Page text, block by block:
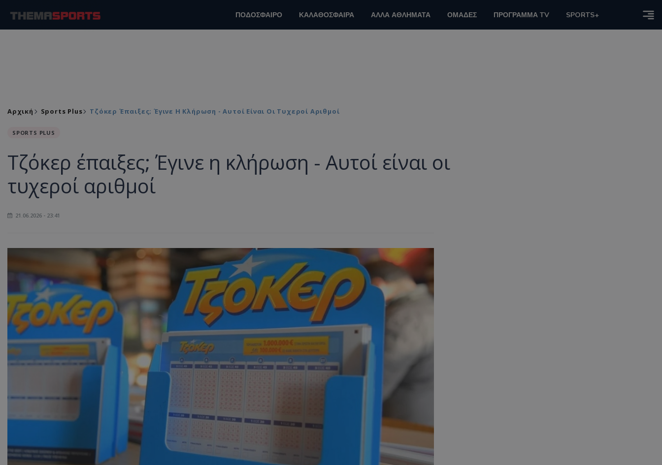
ΠΟΔΟΣΦΑΙΡΟ ΚΑΛΑΘΟΣΦΑΙΡΑ ΑΛΛΑ ΑΘΛΗΜΑΤΑ ΟΜΑΔΕΣ ΠΡΟΓΡΑΜΜΑ TV SPORTS+
Αρχική Sports Plus Τζόκερ Έπαιξες; Έγινε Η Κλήρωση - Αυτοί Είναι Οι Τυχεροί Αριθμοί
SPORTS PLUS
Τζόκερ έπαιξες; Έγινε η κλήρωση - Αυτοί είναι οι
τυχεροί αριθμοί
21.06.2026 - 23:41